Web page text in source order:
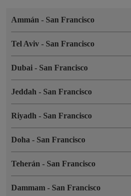
Ammán - San Francisco
Tel Aviv - San Francisco
Dubai - San Francisco
Jeddah - San Francisco
Riyadh - San Francisco
Doha - San Francisco
Teherán - San Francisco
Dammam - San Francisco